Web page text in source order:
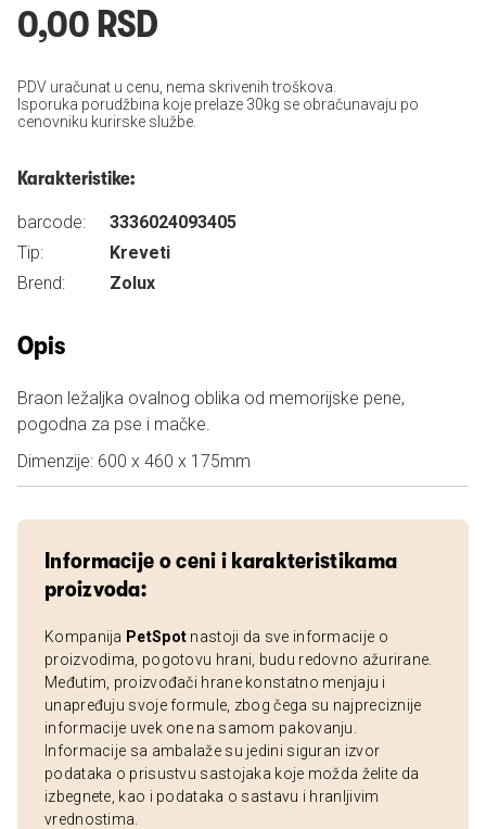
0,00 RSD
PDV uračunat u cenu, nema skrivenih troškova.
Isporuka porudžbina koje prelaze 30kg se obračunavaju po
cenovniku kurirske službe.
Karakteristike:
barcode:
3336024093405
Tip:
Kreveti
Brend:
Zolux
Opis
Braon ležaljka ovalnog oblika od memorijske pene,
pogodna za pse i mačke.
Dimenzije: 600 x 460 x 175mm
Informacije o ceni i karakteristikama
proizvoda:
Kompanija PetSpot nastoji da sve informacije o
proizvodima, pogotovu hrani, budu redovno ažurirane.
Međutim, proizvođači hrane konstatno menjaju i
unapređuju svoje formule, zbog čega su najpreciznije
informacije uvek one na samom pakovanju.
Informacije sa ambalaže su jedini siguran izvor
podataka o prisustvu sastojaka koje možda želite da
izbegnete, kao i podataka o sastavu i hranljivim
vrednostima.